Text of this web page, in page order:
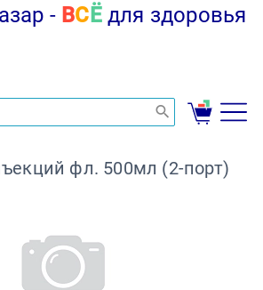
- ВС Ёдля здоровья
фл. 500мл (2-порт)